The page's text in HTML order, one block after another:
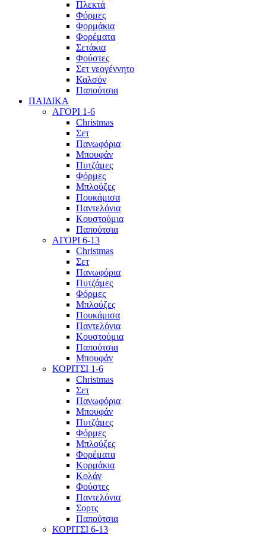
Πλεκτά
Φόρμες
Φορμάκια
Φορέματα
Σετάκια
Φούστες
Σετ νεογέννητο
Καλσόν
Παπούτσια
ΠΑΙΔΙΚΑ
ΑΓΟΡΙ 1-6
Christmas
Σετ
Πανωφόρια
Μπουφάν
Πυτζάμες
Φόρμες
Μπλούζες
Πουκάμισα
Παντελόνια
Κουστούμια
Παπούτσια
ΑΓΟΡΙ 6-13
Christmas
Σετ
Πανωφόρια
Πυτζάμες
Φόρμες
Μπλούζες
Πουκάμισα
Παντελόνια
Κουστούμια
Παπούτσια
Μπουφάν
ΚΟΡΙΤΣΙ 1-6
Christmas
Σετ
Πανωφόρια
Μπουφάν
Πυτζάμες
Φόρμες
Μπλούζες
Φορέματα
Κορμάκια
Κολάν
Φούστες
Παντελόνια
Σορτς
Παπούτσια
ΚΟΡΙΤΣΙ 6-13